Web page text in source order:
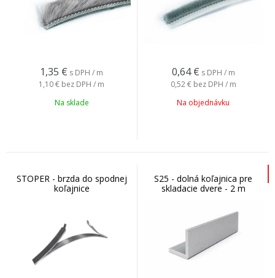
1,35 € s DPH / m
1,10 € bez DPH / m
Na sklade
0,64 € s DPH / m
0,52 € bez DPH / m
Na objednávku
STOPER - brzda do spodnej
koľajnice
S25 - dolná koľajnica pre
skladacie dvere - 2 m